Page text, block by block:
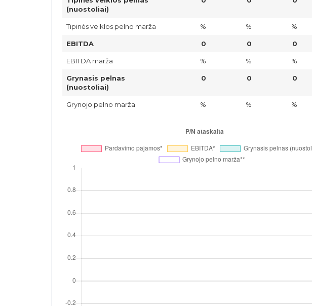
(nuostoliai)
Tipinės veiklos pelno marža % % %
EBITDA 0 0 0
EBITDA marža % % %
Grynasis pelnas
(nuostoliai)
0 0 0
Grynojo pelno marža % % %